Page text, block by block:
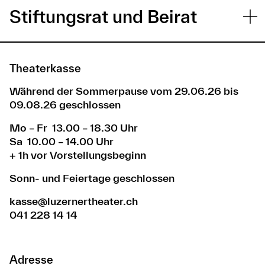
Stiftungsrat und Beirat
Theaterkasse
Während der Sommerpause vom 29.06.26 bis
09.08.26 geschlossen
Mo – Fr 13.00 – 18.30 Uhr
Sa 10.00 – 14.00 Uhr
+ 1h vor Vorstellungsbeginn
Sonn- und Feiertage geschlossen
kasse@luzernertheater.ch
041 228 14 14
Adresse